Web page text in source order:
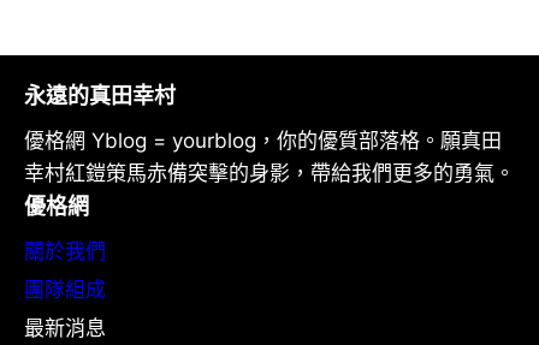
永遠的真田幸村
優格網 Yblog = yourblog，你的優質部落格。願真田
幸村紅鎧策馬赤備突擊的身影，帶給我們更多的勇氣。
優格網
關於我們
團隊組成
最新消息